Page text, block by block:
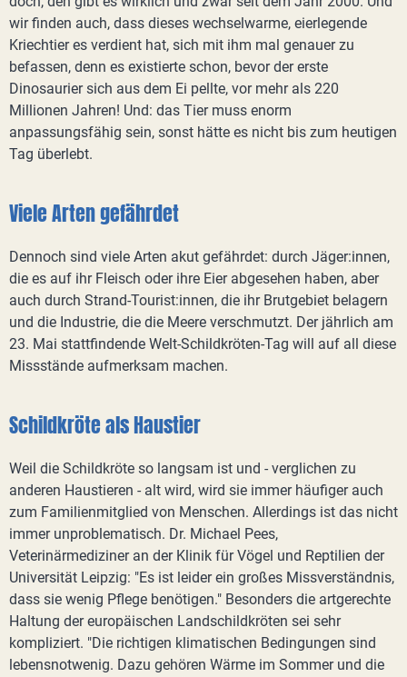
wir finden auch, dass dieses wechselwarme, eierlegende
Kriechtier es verdient hat, sich mit ihm mal genauer zu
befassen, denn es existierte schon, bevor der erste
Dinosaurier sich aus dem Ei pellte, vor mehr als 220
Millionen Jahren! Und: das Tier muss enorm
anpassungsfähig sein, sonst hätte es nicht bis zum heutigen
Tag überlebt.
Viele Arten gefährdet
Dennoch sind viele Arten akut gefährdet: durch Jäger:innen,
die es auf ihr Fleisch oder ihre Eier abgesehen haben, aber
auch durch Strand-Tourist:innen, die ihr Brutgebiet belagern
und die Industrie, die die Meere verschmutzt. Der jährlich am
23. Mai stattfindende Welt-Schildkröten-Tag will auf all diese
Missstände aufmerksam machen.
Schildkröte als Haustier
Weil die Schildkröte so langsam ist und - verglichen zu
anderen Haustieren - alt wird, wird sie immer häufiger auch
zum Familienmitglied von Menschen. Allerdings ist das nicht
immer unproblematisch. Dr. Michael Pees,
Veterinärmediziner an der Klinik für Vögel und Reptilien der
Universität Leipzig: "Es ist leider ein großes Missverständnis,
dass sie wenig Pflege benötigen." Besonders die artgerechte
Haltung der europäischen Landschildkröten sei sehr
kompliziert. "Die richtigen klimatischen Bedingungen sind
lebensnotwenig. Dazu gehören Wärme im Sommer und die